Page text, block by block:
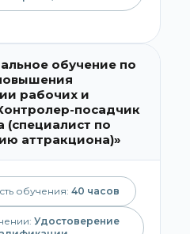
обучение по
рабочих и
посадчик
(специалист по
аттракциона)»
обучения: 40 часов
Удостоверение